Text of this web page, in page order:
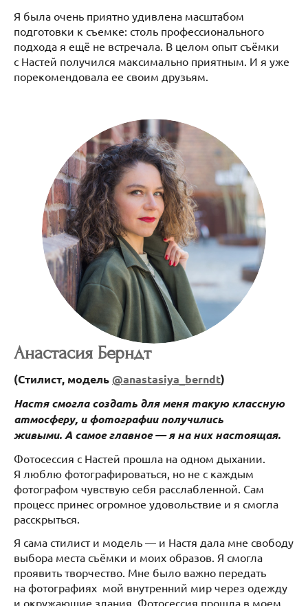
Я была очень приятно удивлена масштабом
подготовки к съемке: столь профессионального
подхода я ещё не встречала. В целом опыт съёмки
с Настей получился максимально приятным. И я уже
порекомендовала ее своим друзьям.
Анастасия Берндт
(Стилист, модель@anastasiya_berndt)
Настя смогла создать для меня такую классную
атмосферу, и фотографии получились
живыми. А самое главное — я на них настоящая.
Фотосессия с Настей прошла на одном дыхании.
Я люблю фотографироваться, но не с каждым
фотографом чувствую себя расслабленной. Сам
процесс принес огромное удовольствие и я смогла
расскрыться.
Я сама стилист и модель — и Настя дала мне свободу
выбора места съёмки и моих образов. Я смогла
проявить творчество. Мне было важно передать
на фотографиях мой внутренний мир через одежду
и окружающие здания. Фотосессия прошла в моем